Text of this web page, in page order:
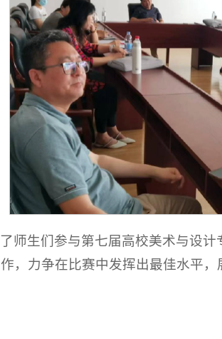
师生们参与第七届高校美术与设
，力争在比赛中发挥出最佳水平，